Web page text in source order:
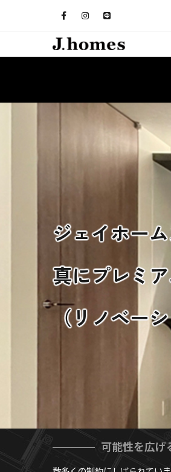
ジェイホー
真にプレミ
（リノベー
可能性を広げ